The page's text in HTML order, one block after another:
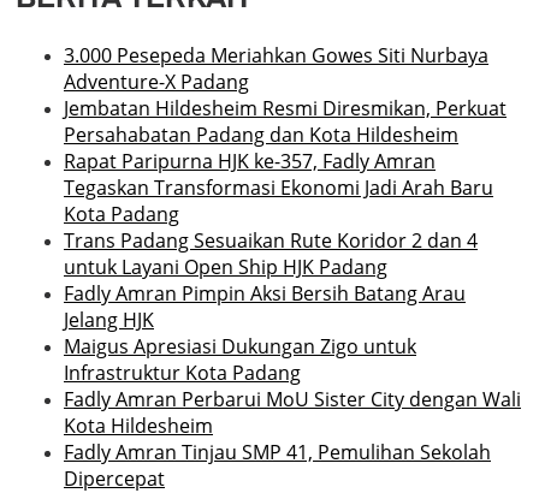
3.000 Pesepeda Meriahkan Gowes Siti Nurbaya
Adventure-X Padang
Jembatan Hildesheim Resmi Diresmikan, Perkuat
Persahabatan Padang dan Kota Hildesheim
Rapat Paripurna HJK ke-357, Fadly Amran
Tegaskan Transformasi Ekonomi Jadi Arah Baru
Kota Padang
Trans Padang Sesuaikan Rute Koridor 2 dan 4
untuk Layani Open Ship HJK Padang
Fadly Amran Pimpin Aksi Bersih Batang Arau
Jelang HJK
Maigus Apresiasi Dukungan Zigo untuk
Infrastruktur Kota Padang
Fadly Amran Perbarui MoU Sister City dengan Wali
Kota Hildesheim
Fadly Amran Tinjau SMP 41, Pemulihan Sekolah
Dipercepat